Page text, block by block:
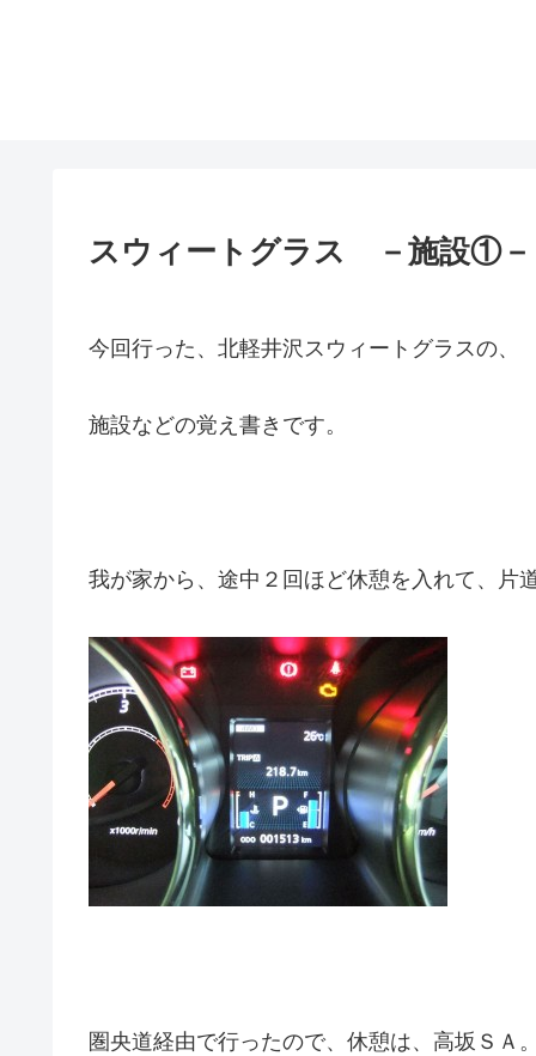
スウィートグラス －施設①－
今回行った、北軽井沢スウィートグラスの、
施設などの覚え書きです。
我が家から、途中２回ほど休憩を入れて、片
圏央道経由で行ったので、休憩は、高坂ＳＡ。